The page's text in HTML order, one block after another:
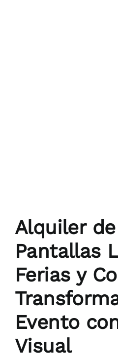
Alquiler de
Pantallas
Ferias y
Evento
Visual